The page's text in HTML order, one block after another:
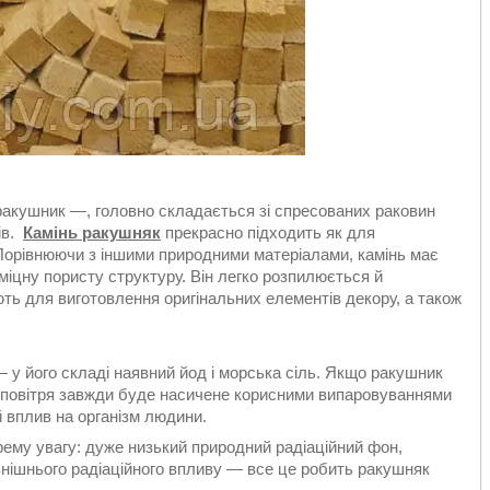
—, головно складається зі спресованих раковин
Камінь ракушняк прекрасно підходить як для
з іншими природними матеріалами, камінь має
пористу структуру. Він легко розпилюється й
для виготовлення оригінальних елементів декору, а також
у його складі наявний йод і морська сіль. Якщо ракушник
завжди буде насичене корисними випаровуваннями
на організм людини.
увагу: дуже низький природний радіаційний фон,
радіаційного впливу — все це робить ракушняк